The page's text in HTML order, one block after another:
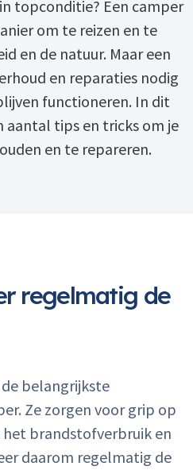
topconditie? Een camper
om te reizen en te
en de natuur. Maar een
en reparaties nodig
functioneren. In dit
aantal tips en tricks om je
en te repareren.
regelmatig de
de belangrijkste
Ze zorgen voor grip op
brandstofverbruik en
daarom regelmatig de